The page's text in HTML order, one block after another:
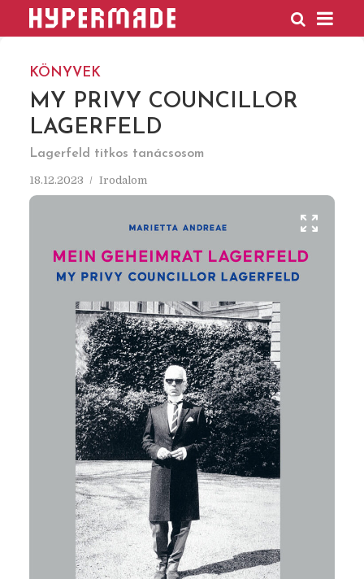
HYPERMADE
KÖNYVEK
MY PRIVY COUNCILLOR
LAGERFELD
Lagerfeld titkos tanácsosom
18.12.2023 Irodalom